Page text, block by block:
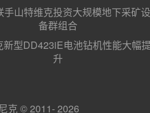
手山特维克投资大规模地下采矿设
备群组合
新型DD423iE电池钻机性能大幅提
升
克 © 2011- 2026